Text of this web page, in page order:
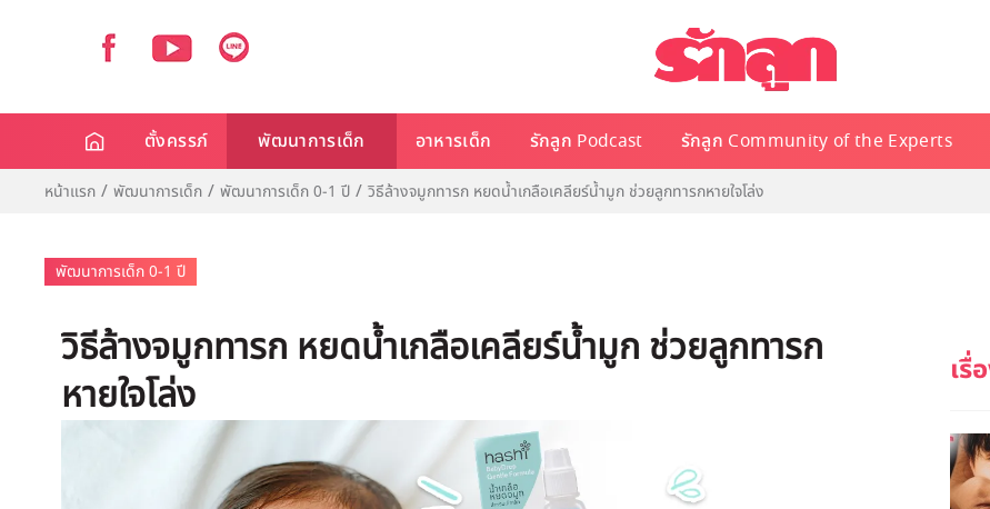
ตั้งครรภ์ พัฒนาการเด็ก อาหารเด็ก รักลูก Podcast รักลูก Community of the Experts
หน้าแรก พัฒนาการเด็ก พัฒนาการเด็ก 0-1 ปี วิธีล้างจมูกทารก หยดน้ำเกลือเคลียร์น้ำมูก ช่วยลูกทารกหายใจโล่ง
พัฒนาการเด็ก 0-1 ปี
วิธีล้างจมูกทารก หยดน้ำเกลือเคลียร์น้ำมูก ช่วยลูกทารก
หายใจโล่ง